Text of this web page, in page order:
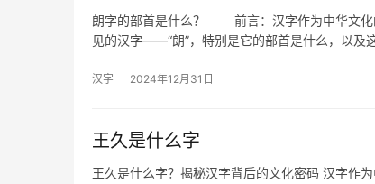
朗字的部首是什么？ 前言：汉字作为中华文化
见的汉字——“朗”，特别是它的部首是什么，以及
汉字 2024年12月31日
王久是什么字
王久是什么字？揭秘汉字背后的文化密码 汉字作